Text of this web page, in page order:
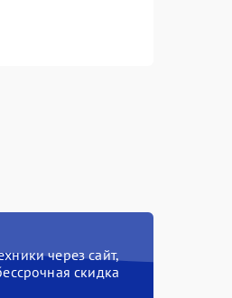
через сайт,
скидка